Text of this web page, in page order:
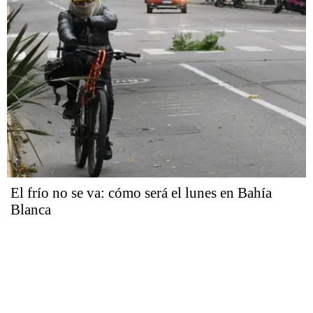
El frío no se va: cómo será el lunes en Bahía
Blanca